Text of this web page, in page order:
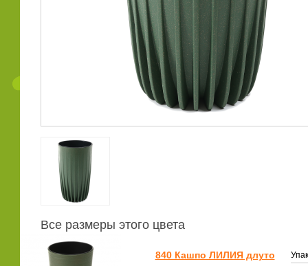
Все размеры этого цвета
840 Кашпо ЛИЛИЯ длуто